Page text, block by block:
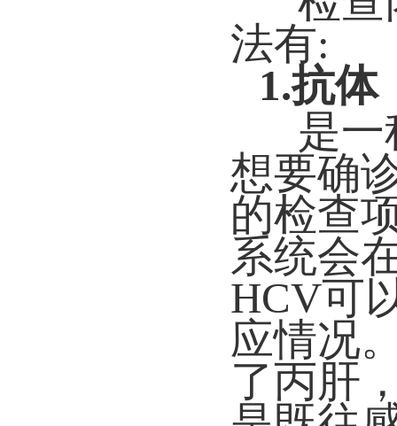
法有:
1.抗
是
想要确
的检查
系统会
HCV可
应情况
了丙肝